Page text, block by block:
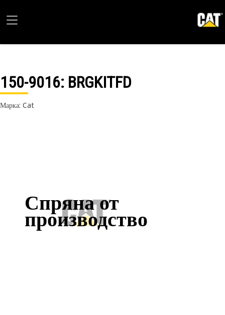
150-9016: BRGKITFD
Марка: Cat
Спряна от
производство